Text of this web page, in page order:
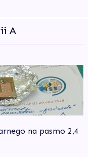
A
na pasmo 2,4